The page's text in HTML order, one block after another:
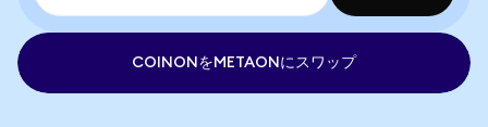
COINONをMETAONにスワップ